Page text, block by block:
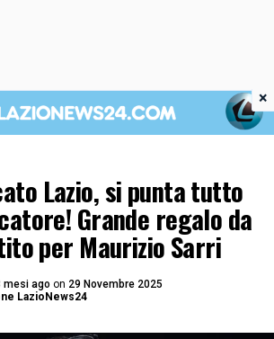
Lazio, si punta tutto
Grande regalo da
per Maurizio Sarri
mesi ago on 29 Novembre 2025
LazioNews24
×